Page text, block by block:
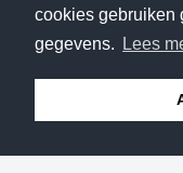
cookies gebruiken
gegevens.
Lees